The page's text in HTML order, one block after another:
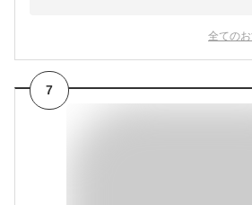
全ての
7